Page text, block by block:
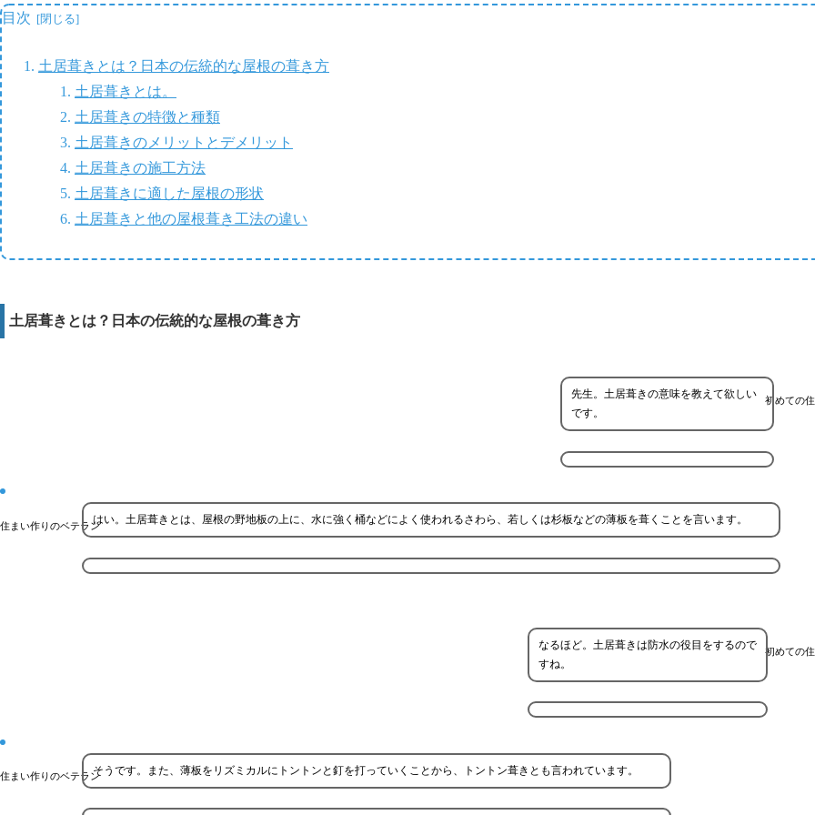
目次
土居葺きとは？日本の伝統的な屋根の葺き方
土居葺きとは。
土居葺きの特徴と種類
土居葺きのメリットとデメリット
土居葺きの施工方法
土居葺きに適した屋根の形状
土居葺きと他の屋根葺き工法の違い
土居葺きとは？日本の伝統的な屋根の葺き方
初めての
先生。土居葺きの意味を教えて欲しい
です。
住まい作りのベテランはい。土居葺きとは、屋根の野地板の上に、水に強く桶などによく使われるさわら、若しくは杉板などの薄板を葺くことを言います。
初めての
なるほど。土居葺きは防水の役目をするので
すね。
住まい作りのベテランそうです。また、薄板をリズミカルにトントンと釘を打っていくことから、トントン葺きとも言われています。